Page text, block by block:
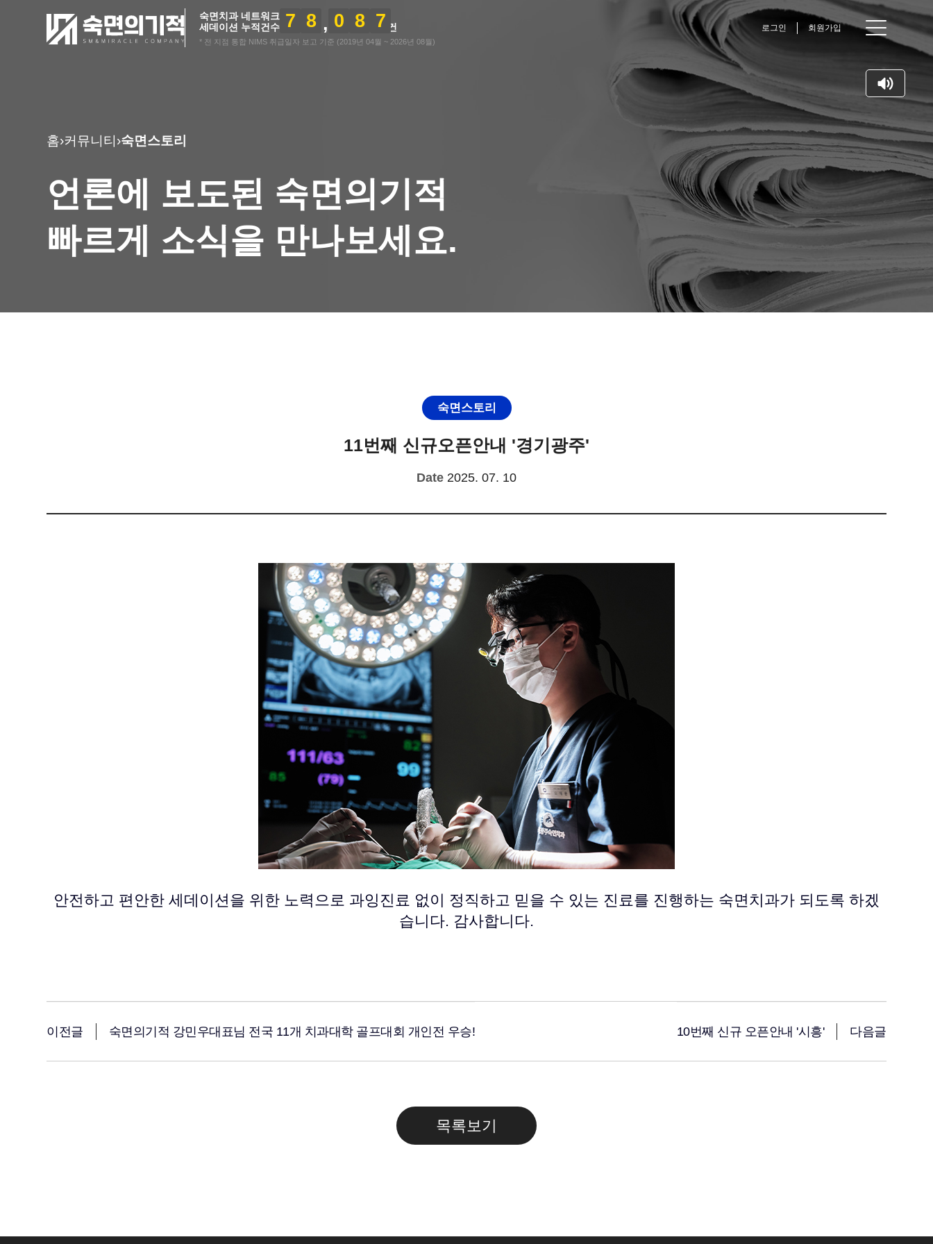
숙면치과 네트워크
세데이션 누적건수
7 8 0 8 7 건
* 전 지점 통합 NIMS 취급일자 보고 기준 (2019년 04월 ~ 2026년 08월)
로그인 회원가입
홈›커뮤니티 ›숙면스토리
언론에 보도된 숙면의기적
빠르게 소식을 만나보세요.
숙면스토리
11번째 신규오픈안내 '경기광주'
Date 2025. 07. 10
안전하고 편안한 세데이션을 위한 노력으로 과잉진료 없이 정직하고 믿을 수 있는 진료를 진행하는 숙면치과가 되도록 하겠
습니다. 감사합니다.
이전글 숙면의기적 강민우대표님 전국 11개 치과대학 골프대회 개인전 우승! 10번째 신규 오픈안내 '시흥' 다음글
목록보기